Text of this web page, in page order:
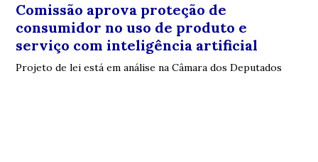
Comissão aprova proteção de
consumidor no uso de produto e
serviço com inteligência artificial
Projeto de lei está em análise na Câmara dos Deputados